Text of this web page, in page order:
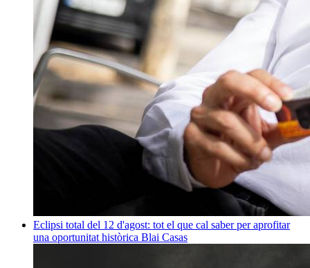
Eclipsi total del 12 d'agost: tot el que cal saber per aprofitar
una oportunitat històrica Blai Casas